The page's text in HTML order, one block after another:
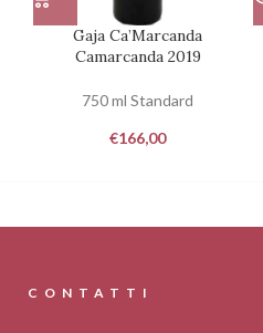
Gaja Ca’Marcanda
Camarcanda 2019
750 ml Standard
€166,00
CONTATTI